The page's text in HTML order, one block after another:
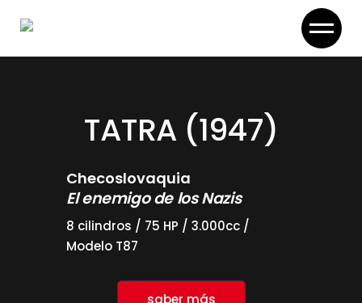
TATRA (1947)
Checoslovaquia
El enemigo de los Nazis
8 cilindros / 75 HP / 3.000cc /
Modelo T87
saber más